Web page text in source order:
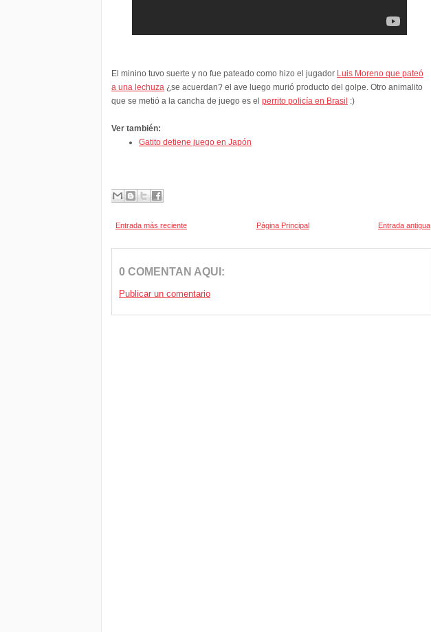
El minino tuvo suerte y no fue pateado como hizo el jugador Luis Moreno que pateó
a una lechuza ¿se acuerdan? el ave luego murió producto del golpe. Otro animalito
que se metió a la cancha de juego es el perrito policía en Brasil :)
Ver también:
Gatito detiene juego en Japón
Entrada más reciente Entrada antigua
Página Principal
0 COMENTAN AQUI:
Publicar un comentario